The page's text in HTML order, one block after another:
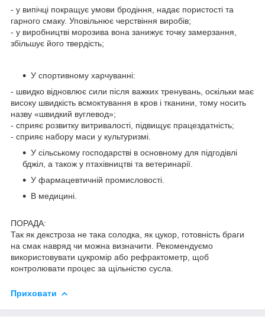
- у випічці покращує умови бродіння, надає пористості та
гарного смаку. Уповільнює черствіння виробів;
- у виробництві морозива вона занижує точку замерзання,
збільшує його твердість;
У спортивному харчуванні:
- швидко відновлює сили після важких тренувань, оскільки має
високу швидкість всмоктування в кров і тканини, тому носить
назву «швидкий вуглевод»;
- сприяє розвитку витривалості, підвищує працездатність;
- сприяє набору маси у культуризмі.
У сільському господарстві в основному для підгодівлі
бджіл, а також у птахівництві та ветеринарії.
У фармацевтичній промисловості.
В медицині.
ПОРАДА:
Так як декстроза не така солодка, як цукор, готовність браги
на смак навряд чи можна визначити. Рекомендуємо
використовувати цукромір або рефрактометр, щоб
контролювати процес за щільністю сусла.
Приховати